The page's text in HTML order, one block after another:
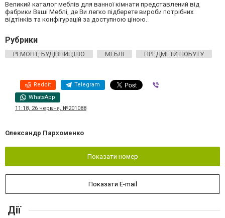
Великий каталог меблів для ванної кімнати представлений від
фабрики Ваші Меблі, де Ви легко підберете вироби потрібних
відтінків та конфігурацій за доступною ціною.
Рубрики
РЕМОНТ, БУДІВНИЦТВО МЕБЛІ ПРЕДМЕТИ ПОБУТУ
Reddit Telegram
WhatsApp
11:18, 26 червня, №201088
Олександр Пархоменко
Показати номер
Показати E-mail
Дії